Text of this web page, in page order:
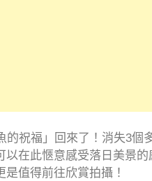
的祝福」回來了！消失3
在此愜意感受落日美景
值得前往欣賞拍攝！